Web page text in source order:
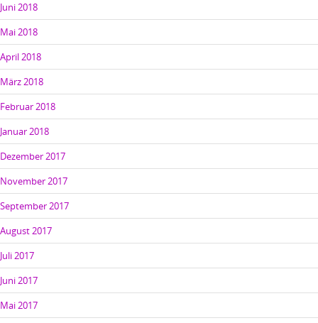
Juni 2018
Mai 2018
April 2018
März 2018
Februar 2018
Januar 2018
Dezember 2017
November 2017
September 2017
August 2017
Juli 2017
Juni 2017
Mai 2017